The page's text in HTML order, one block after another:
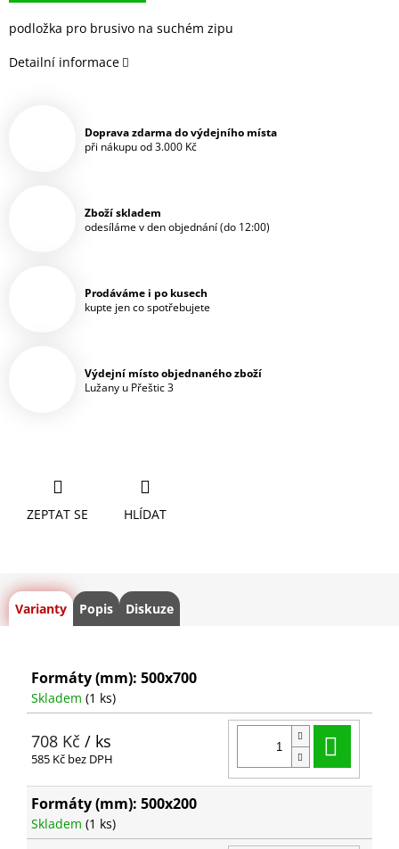
podložka pro brusivo na suchém zipu
Detailní informace
Doprava zdarma do výdejního místa
při nákupu od 3.000 Kč
Zboží skladem
odesíláme v den objednání (do 12:00)
Prodáváme i po kusech
kupte jen co spotřebujete
Výdejní místo objednaného zboží
Lužany u Přeštic 3
ZEPTAT SE HLÍDAT
Varianty Popis Diskuze
Formáty (mm): 500x700
Skladem (1 ks)
708 Kč / ks
585 Kč bez DPH
Formáty (mm): 500x200
Skladem (1 ks)